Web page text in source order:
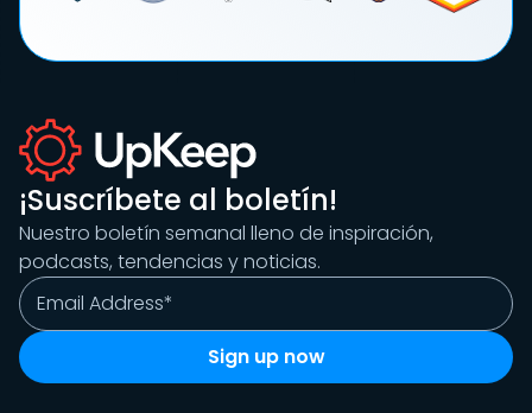
¡Suscríbete al boletín!
Nuestro boletín semanal lleno de inspiración,
podcasts, tendencias y noticias.